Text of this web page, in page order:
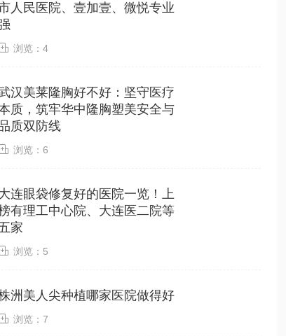
人民医院、壹加壹、微悦专业
 浏览：4
汉美莱隆胸好不好：坚守医疗
质，筑牢华中隆胸塑美安全与
质双防线
 浏览：6
连眼袋修复好的医院一览！上
有理工中心院、大连医二院等
家
 浏览：5
洲美人尖种植哪家医院做得好
 浏览：7